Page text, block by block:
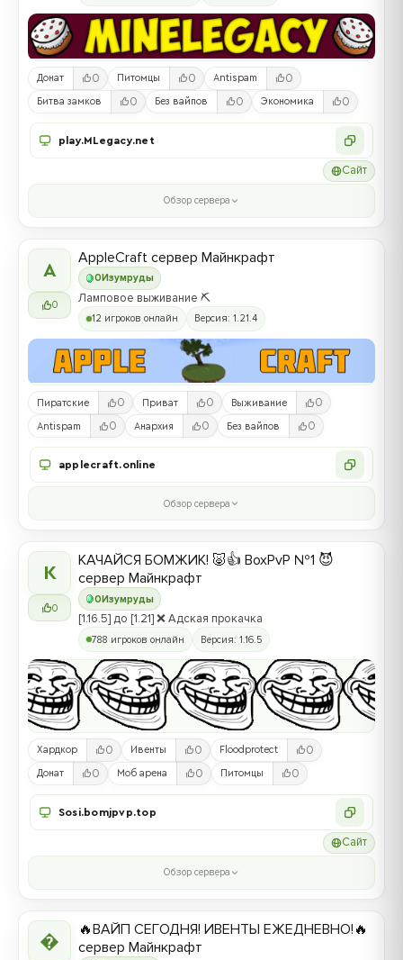
Донат 0 Питомцы 0 Antispam 0
Битва замков 0 Без вайпов 0 Экономика 0
play.MLegacy.net
Сайт
Обзор сервера
A
0
0 Изумруды
AppleCraft сервер Майнкрафт
Ламповое выживание ⛏️
12 игроков онлайн Версия: 1.21.4
Пиратские 0 Приват 0 Выживание 0
Antispam 0 Анархия 0 Без вайпов 0
applecraft.online
Обзор сервера
К
0
0Изумруды
КАЧАЙСЯ БОМЖИК! 🐷👍 BoxPvP №1 😈
сервер Майнкрафт
[1.16.5] до [1.21] ❌ Адская прокачка
788 игроков онлайн Версия: 1.16.5
Хардкор 0 Ивенты 0 Floodprotect 0
Донат 0 Моб арена 0 Питомцы 0
Sosi.bomjpvp.top
Сайт
Обзор сервера

🔥ВАЙП СЕГОДНЯ! ИВЕНТЫ ЕЖЕДНЕВНО!🔥
сервер Майнкрафт